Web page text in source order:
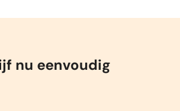
nu eenvoudig